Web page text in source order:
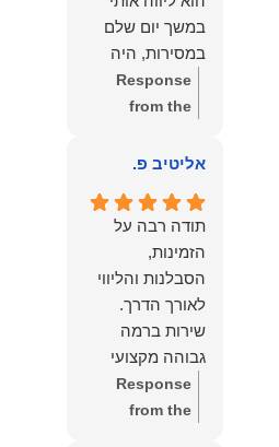
שאתם....תבורכו
ברכה והצלחה
וחיבוק ממני🙂😘
💓
מעריכים את
האמון שנתת בנו
ונמשיך לעמוד
לצידך וללוות
אותך במסירות.
הלב הרבה
הצלחה, ברכה
ובשורות טובות.
שמעון האן
משרד עורכי דין
ונוטריון
במשך יום שלם
במסירות, היה
זמין לכל שאלה,
הכווין אותי בכל
תחושת ביטחון
התהליך.
המקצועיות,
הסבלנות,
היסודיות
והאכפתיות שלו
בלטו מהרגע
הראשון. הרגשתי
שיש לי על מי
לסמוך, ואני
Response
from the
הוא שלנו, נעמוד
ולשירותך בכל
עת גם בהמשך.
שמעון האן
משרד עורכי דין
ונוטריון
אליטיב פ.
תודה רבה על
הזמינות,
הסבלנות והליווי
שירות ברמה
גבוהה מקצועי
ואמין.
Response
from the